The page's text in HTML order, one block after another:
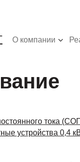
О компании
тока
устройства 0,4